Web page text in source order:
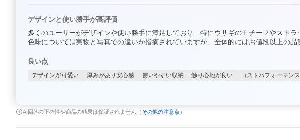
デザインと使い勝手が高評価
多くのユーザーがデザインや使い勝手に満足しており、特にウサギのモチーフやスト
色味については実物と写真での違いが指摘されていますが、全体的にはお値段以上の品
良い点
デザインが可愛い 厚みがあり安心感 使いやすい収納 触り心地が良い コストパフォーマン
AI回答の正確性や商品の効果は保証されません（ その他の注意点 ）